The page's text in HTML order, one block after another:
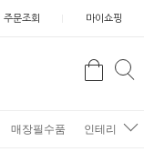
주문조회 마이쇼핑
검
매장필수품 인테리어소